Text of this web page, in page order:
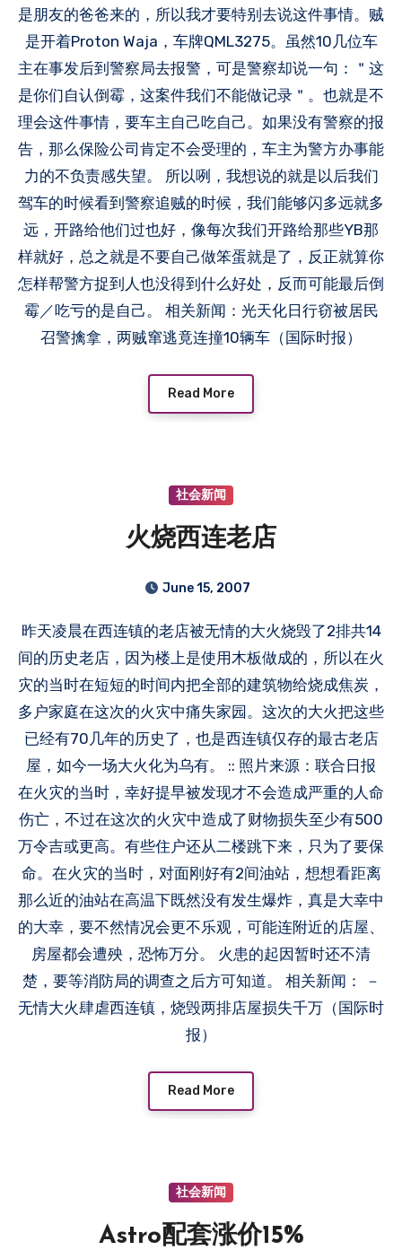
是朋友的爸爸来的，所以我才要特别去说这件事情。贼
是开着Proton Waja，车牌QML3275。虽然10几位车
主在事发后到警察局去报警，可是警察却说一句：＂这
是你们自认倒霉，这案件我们不能做记录＂。也就是不
理会这件事情，要车主自己吃自己。如果没有警察的报
告，那么保险公司肯定不会受理的，车主为警方办事能
力的不负责感失望。 所以咧，我想说的就是以后我们
驾车的时候看到警察追贼的时候，我们能够闪多远就多
远，开路给他们过也好，像每次我们开路给那些YB那
样就好，总之就是不要自己做笨蛋就是了，反正就算你
怎样帮警方捉到人也没得到什么好处，反而可能最后倒
霉／吃亏的是自己。 相关新闻：光天化日行窃被居民
召警擒拿，两贼窜逃竟连撞10辆车（国际时报）
Read More
社会新闻
火烧西连老店
June 15, 2007
昨天凌晨在西连镇的老店被无情的大火烧毁了2排共14
间的历史老店，因为楼上是使用木板做成的，所以在火
灾的当时在短短的时间内把全部的建筑物给烧成焦炭，
多户家庭在这次的火灾中痛失家园。这次的大火把这些
已经有70几年的历史了，也是西连镇仅存的最古老店
屋，如今一场大火化为乌有。 :: 照片来源：联合日报
在火灾的当时，幸好提早被发现才不会造成严重的人命
伤亡，不过在这次的火灾中造成了财物损失至少有500
万令吉或更高。有些住户还从二楼跳下来，只为了要保
命。在火灾的当时，对面刚好有2间油站，想想看距离
那么近的油站在高温下既然没有发生爆炸，真是大幸中
的大幸，要不然情况会更不乐观，可能连附近的店屋、
房屋都会遭殃，恐怖万分。 火患的起因暂时还不清
楚，要等消防局的调查之后方可知道。 相关新闻： －
无情大火肆虐西连镇，烧毁两排店屋损失千万（国际时
报）
Read More
社会新闻
Astro配套涨价15%